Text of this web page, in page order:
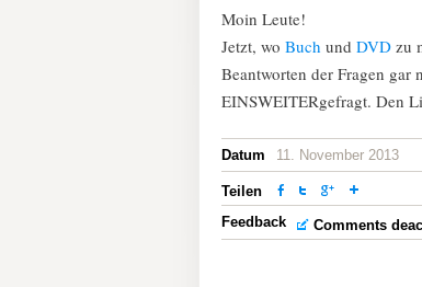
Moin Leute!
Jetzt, wo Buch und DVD zu
Beantworten der Fragen
EINSWEITERgefragt. Den
Datum 11. November 2013
Teilen
Feedback
Comments